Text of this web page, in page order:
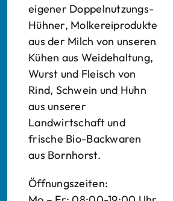
eigener Doppelnutzungs-
Hühner, Molkereiprodukte
aus der Milch von unseren
Kühen aus Weidehaltung,
Wurst und Fleisch von
Rind, Schwein und Huhn
aus unserer
Landwirtschaft und
frische Bio-Backwaren
aus Bornhorst.
Öffnungszeiten: